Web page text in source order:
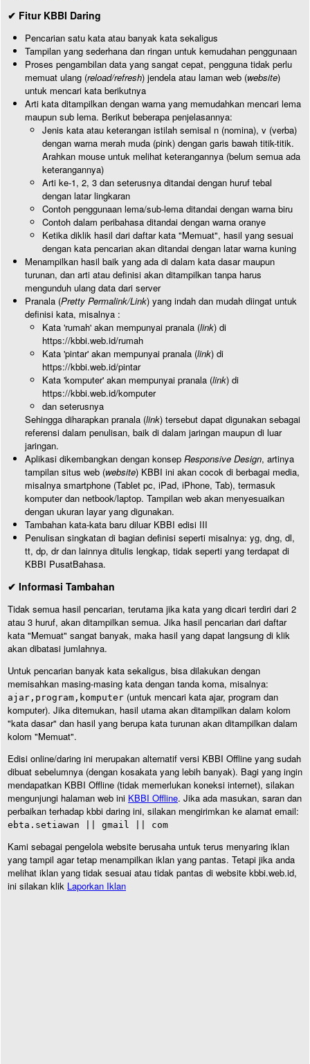
✔ Fitur KBBI Daring
Pencarian satu kata atau banyak kata sekaligus
Tampilan yang sederhana dan ringan untuk kemudahan penggunaan
Proses pengambilan data yang sangat cepat, pengguna tidak perlu
memuat ulang (reload/refresh) jendela atau laman web (website)
untuk mencari kata berikutnya
Arti kata ditampilkan dengan warna yang memudahkan mencari lema
maupun sub lema. Berikut beberapa penjelasannya:
Jenis kata atau keterangan istilah semisal n (nomina), v (verba)
dengan warna merah muda (pink) dengan garis bawah titik-titik.
Arahkan mouse untuk melihat keterangannya (belum semua ada
keterangannya)
Arti ke-1, 2, 3 dan seterusnya ditandai dengan huruf tebal
dengan latar lingkaran
Contoh penggunaan lema/sub-lema ditandai dengan warna biru
Contoh dalam peribahasa ditandai dengan warna oranye
Ketika diklik hasil dari daftar kata "Memuat", hasil yang sesuai
dengan kata pencarian akan ditandai dengan latar warna kuning
Menampilkan hasil baik yang ada di dalam kata dasar maupun
turunan, dan arti atau definisi akan ditampilkan tanpa harus
mengunduh ulang data dari server
Pranala (Pretty Permalink/Link) yang indah dan mudah diingat untuk
definisi kata, misalnya :
Kata 'rumah' akan mempunyai pranala (link) di
https://kbbi.web.id/rumah
Kata 'pintar' akan mempunyai pranala (link) di
https://kbbi.web.id/pintar
Kata 'komputer' akan mempunyai pranala (link) di
https://kbbi.web.id/komputer
dan seterusnya
Sehingga diharapkan pranala (link) tersebut dapat digunakan sebagai
referensi dalam penulisan, baik di dalam jaringan maupun di luar
jaringan.
Aplikasi dikembangkan dengan konsep Responsive Design, artinya
tampilan situs web (website) KBBI ini akan cocok di berbagai media,
misalnya smartphone (Tablet pc, iPad, iPhone, Tab), termasuk
komputer dan netbook/laptop. Tampilan web akan menyesuaikan
dengan ukuran layar yang digunakan.
Tambahan kata-kata baru diluar KBBI edisi III
Penulisan singkatan di bagian definisi seperti misalnya: yg, dng, dl,
tt, dp, dr dan lainnya ditulis lengkap, tidak seperti yang terdapat di
KBBI PusatBahasa.
✔ Informasi Tambahan
Tidak semua hasil pencarian, terutama jika kata yang dicari terdiri dari 2
atau 3 huruf, akan ditampilkan semua. Jika hasil pencarian dari daftar
kata "Memuat" sangat banyak, maka hasil yang dapat langsung di klik
akan dibatasi jumlahnya.
Untuk pencarian banyak kata sekaligus, bisa dilakukan dengan
memisahkan masing-masing kata dengan tanda koma, misalnya:
ajar,program,komputer (untuk mencari kata ajar, program dan
komputer). Jika ditemukan, hasil utama akan ditampilkan dalam kolom
"kata dasar" dan hasil yang berupa kata turunan akan ditampilkan dalam
kolom "Memuat".
Edisi online/daring ini merupakan alternatif versi KBBI Offline yang sudah
dibuat sebelumnya (dengan kosakata yang lebih banyak). Bagi yang ingin
mendapatkan KBBI Offline (tidak memerlukan koneksi internet), silakan
mengunjungi halaman web ini KBBI Offline. Jika ada masukan, saran dan
perbaikan terhadap kbbi daring ini, silakan mengirimkan ke alamat email:
ebta.setiawan || gmail || com
Kami sebagai pengelola website berusaha untuk terus menyaring iklan
yang tampil agar tetap menampilkan iklan yang pantas. Tetapi jika anda
melihat iklan yang tidak sesuai atau tidak pantas di website kbbi.web.id,
ini silakan klik Laporkan Iklan